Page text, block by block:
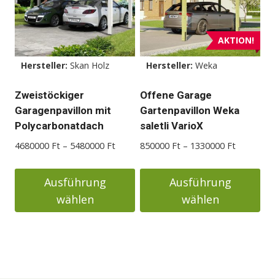
Varianten
auf.
Die
Optionen
können
auf
der
Produktseite
Hersteller: Skan Holz
Zweistöckiger
Garagenpavillon mit
Polycarbonatdach
4680000 Ft – 5480000 FtPreisspanne:
bis
Ausführung
wählen
AKTION!
Hersteller: Weka
Offene Garage
Gartenpavillon Weka
saletli VarioX
850000 Ft – 1330000 Ft
bis
Ausführung
wählen